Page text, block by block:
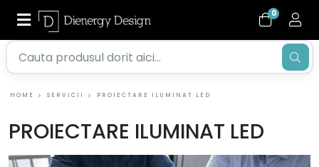
0
HOME SERVICII PROIECTARE ILUMINAT LED
PROIECTARE ILUMINAT LED